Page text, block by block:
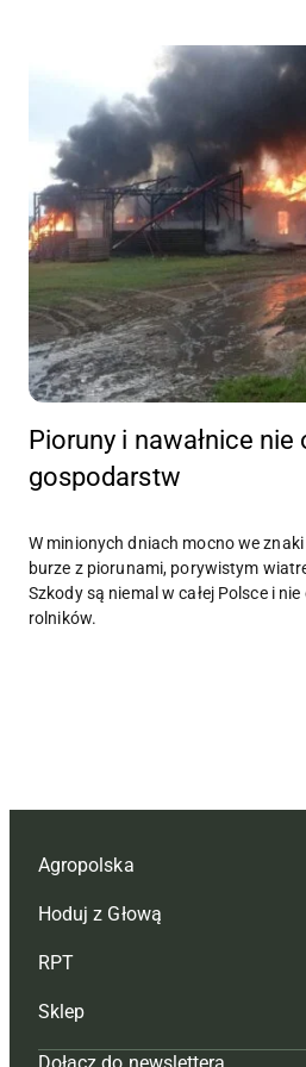
Pioruny i nawałnice nie
gospodarstw
W minionych dniach mocno we
burze z piorunami, porywistym
Szkody są niemal w całej Polsce i
rolników.
Agropolska
Redakcja
Reklama
Tagi
Hoduj z Głową
Hoduj z głową bydło
Hoduj z głową świnie
RPT
Redakcja
Sklep